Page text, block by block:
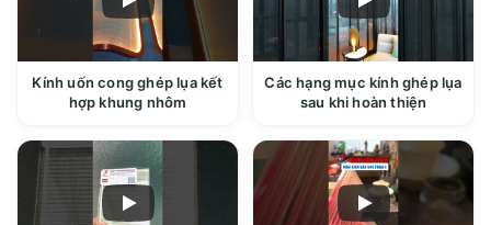
Kính uốn cong ghép lụa kết
hợp khung nhôm
Các hạng mục kính ghép lụa
sau khi hoàn thiện